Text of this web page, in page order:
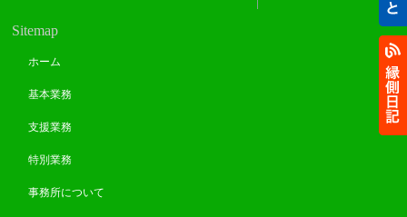
Sitemap
ホーム
基本業務
支援業務
特別業務
事務所について